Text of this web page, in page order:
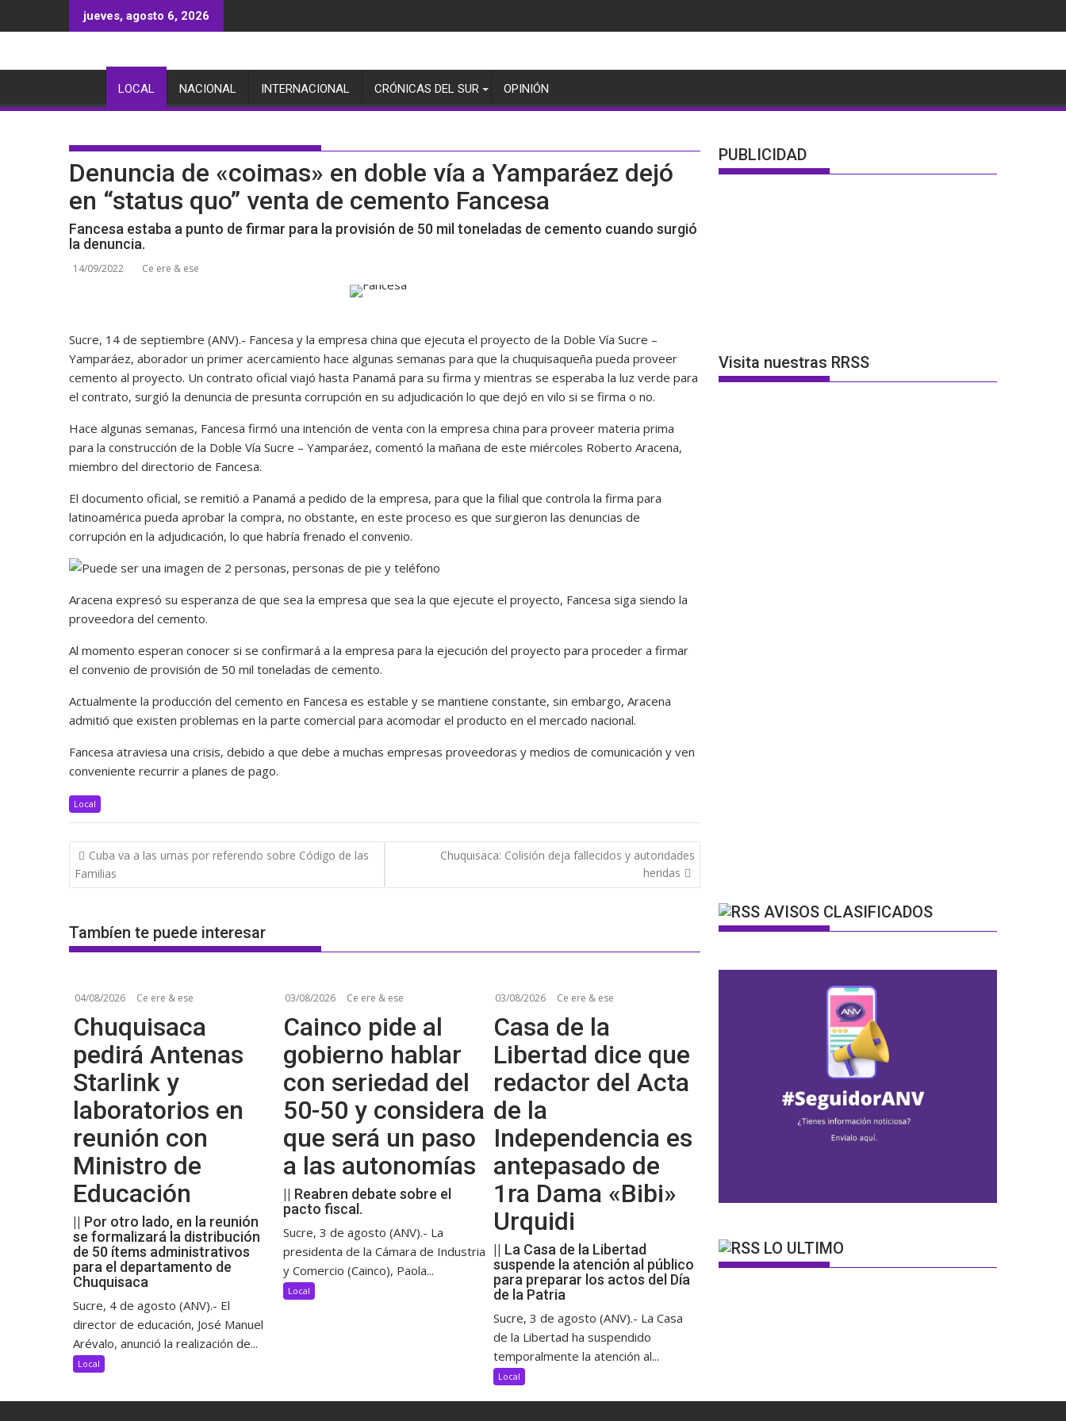
al
jueves, agosto 6, 2026
LOCAL NACIONAL INTERNACIONAL CRÓNICAS DEL SUR OPINIÓN
Denuncia de «coimas» en doble vía a Yamparáez dejó
en “status quo” venta de cemento Fancesa
Fancesa estaba a punto de firmar para la provisión de 50 mil toneladas de cemento cuando surgió
la denuncia.
14/09/2022 Ce ere & ese
Sucre, 14 de septiembre (ANV).- Fancesa y la empresa china que ejecuta el proyecto de la Doble Vía Sucre –
Yamparáez, aborador un primer acercamiento hace algunas semanas para que la chuquisaqueña pueda proveer
cemento al proyecto. Un contrato oficial viajó hasta Panamá para su firma y mientras se esperaba la luz verde para
el contrato, surgió la denuncia de presunta corrupción en su adjudicación lo que dejó en vilo si se firma o no.
Hace algunas semanas, Fancesa firmó una intención de venta con la empresa china para proveer materia prima
para la construcción de la Doble Vía Sucre – Yamparáez, comentó la mañana de este miércoles Roberto Aracena,
miembro del directorio de Fancesa.
El documento oficial, se remitió a Panamá a pedido de la empresa, para que la filial que controla la firma para
latinoamérica pueda aprobar la compra, no obstante, en este proceso es que surgieron las denuncias de
corrupción en la adjudicación, lo que habría frenado el convenio.
Aracena expresó su esperanza de que sea la empresa que sea la que ejecute el proyecto, Fancesa siga siendo la
proveedora del cemento.
Al momento esperan conocer si se confirmará a la empresa para la ejecución del proyecto para proceder a firmar
el convenio de provisión de 50 mil toneladas de cemento.
Actualmente la producción del cemento en Fancesa es estable y se mantiene constante, sin embargo, Aracena
admitió que existen problemas en la parte comercial para acomodar el producto en el mercado nacional.
Fancesa atraviesa una crisis, debido a que debe a muchas empresas proveedoras y medios de comunicación y ven
conveniente recurrir a planes de pago.
Local
Navegación
de
entradas
Cuba va a las urnas por referendo sobre Código de las
Familias
Chuquisaca: Colisión deja fallecidos y autoridades
heridas
Tambíen te puede interesar
04/08/2026 Ce ere & ese
Chuquisaca
pedirá Antenas
Starlink y
laboratorios en
reunión con
Ministro de
Educación
|| Por otro lado, en la reunión
se formalizará la distribución
de 50 ítems administrativos
para el departamento de
Chuquisaca
Sucre, 4 de agosto (ANV).- El
director de educación, José Manuel
Arévalo, anunció la realización de...
Local
03/08/2026 Ce ere & ese
Cainco pide al
gobierno hablar
con seriedad del
50-50 y considera
que será un paso
a las autonomías
|| Reabren debate sobre el
pacto fiscal.
Sucre, 3 de agosto (ANV).- La
presidenta de la Cámara de Industria
y Comercio (Cainco), Paola...
Local
03/08/2026 Ce ere & ese
Casa de la
Libertad dice que
redactor del Acta
de la
Independencia es
antepasado de
1ra Dama «Bibi»
Urquidi
|| La Casa de la Libertad
suspende la atención al público
para preparar los actos del Día
de la Patria
Sucre, 3 de agosto (ANV).- La Casa
de la Libertad ha suspendido
temporalmente la atención al...
Local
PUBLICIDAD
Visita nuestras RRSS
AVISOS CLASIFICADOS
LO ULTIMO